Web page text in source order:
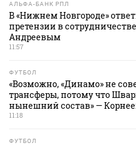
АЛЬФА-БАНК РПЛ
В «Нижнем Новгороде»
претензии в
Андреевым
11:57
ФУТБОЛ
«Возможно, «Динамо» не
трансферы, потому что
нынешний состав» —
11:18
ФУТБОЛ